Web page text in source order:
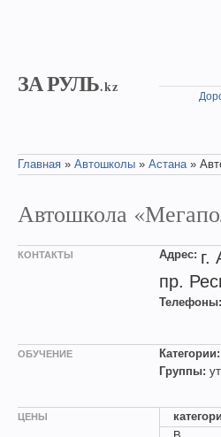
ЗА РУЛЬ.kz
Главная » Автошколы » Астана»
Автошкола
КОНТАКТЫ Адрес: г.
пр.
Телефоны:
ОБУЧЕНИЕ Категории:
Группы:
ЦЕНЫ